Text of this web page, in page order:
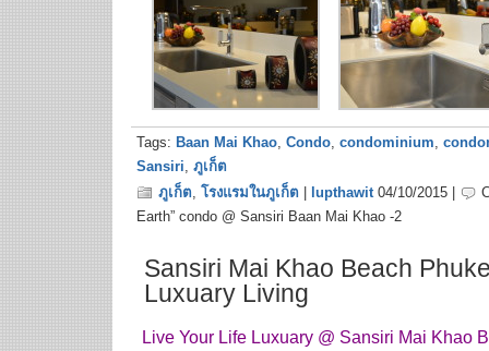
Tags: Baan Mai Khao, Condo, condominium,
Sansiri, ภูเก็ต
ภูเก็ต, โรงแรมในภูเก็ต lupthawit04/10/2015 |
Earth” condo @ Sansiri Baan Mai Khao -2
Sansiri Mai Khao Beach
Luxuary Living
Live Your Life Luxuary @ Sansiri Mai Khao